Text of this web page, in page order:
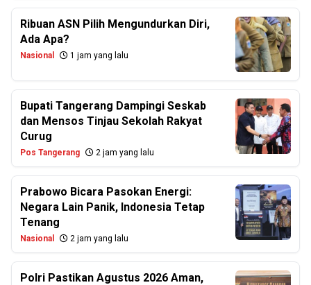
Ribuan ASN Pilih Mengundurkan Diri,
Ada Apa?
Nasional 1 jam yang lalu
Bupati Tangerang Dampingi Seskab
dan Mensos Tinjau Sekolah Rakyat
Curug
Pos Tangerang 2 jam yang lalu
Prabowo Bicara Pasokan Energi:
Negara Lain Panik, Indonesia Tetap
Tenang
Nasional 2 jam yang lalu
Polri Pastikan Agustus 2026 Aman,